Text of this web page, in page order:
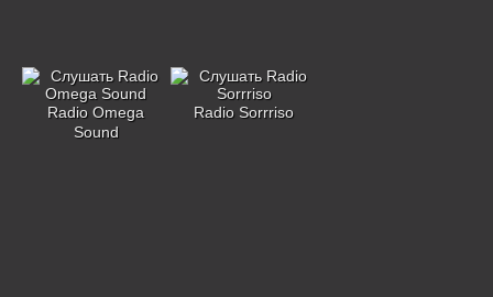
Radio Omega
Sound
Radio Sorrriso